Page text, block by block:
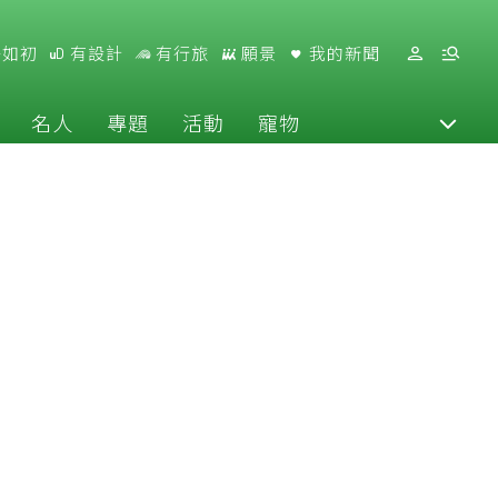
初 有設計 有行旅 願景 我的新聞
名人 專題 活動 寵物